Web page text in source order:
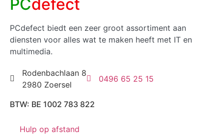
PCdefect
PCdefect biedt een zeer groot assortiment aan
diensten voor alles wat te maken heeft met IT en
multimedia.
Rodenbachlaan 8
2980 Zoersel
0496 65 25 15
BTW: BE 1002 783 822
Hulp op afstand